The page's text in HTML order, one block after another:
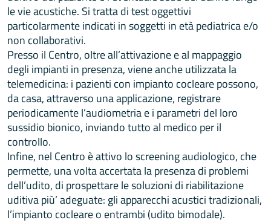
le vie acustiche. Si tratta di test oggettivi
particolarmente indicati in soggetti in età pediatrica e/o
non collaborativi.
Presso il Centro, oltre all’attivazione e al mappaggio
degli impianti in presenza, viene anche utilizzata la
telemedicina: i pazienti con impianto cocleare possono,
da casa, attraverso una applicazione, registrare
periodicamente l’audiometria e i parametri del loro
sussidio bionico, inviando tutto al medico per il
controllo.
Infine, nel Centro è attivo lo screening audiologico, che
permette, una volta accertata la presenza di problemi
dell’udito, di prospettare le soluzioni di riabilitazione
uditiva più’ adeguate: gli apparecchi acustici tradizionali,
l’impianto cocleare o entrambi (udito bimodale).